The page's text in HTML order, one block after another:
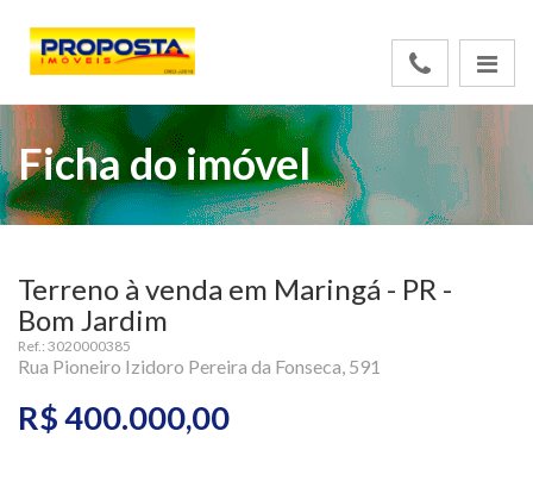
Ficha do imóvel
Terreno à venda em Maringá - PR -
Bom Jardim
Ref.: 3020000385
Rua Pioneiro Izidoro Pereira da Fonseca, 591
R$ 400.000,00